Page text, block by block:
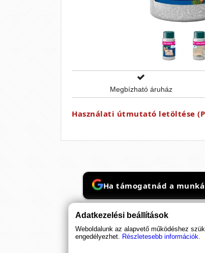
Megbízható áruház
Használati útmutató letöltése
Ha támogatnád a
Adatkezelési beállítások
Weboldalunk az alapvető működéshez
engedélyezhet. Részletesebb információk.